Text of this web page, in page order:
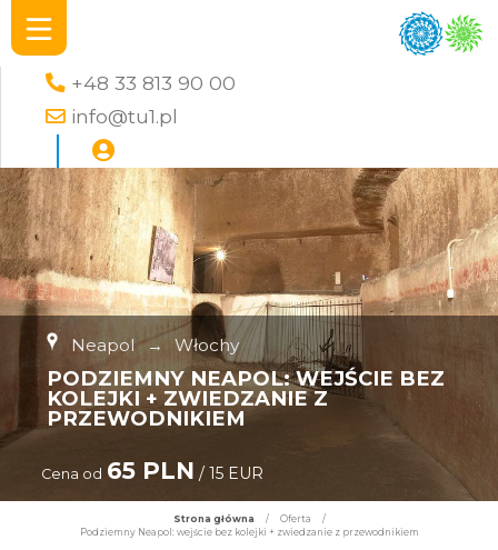
+48 33 813 90 00
info@tu1.pl
Neapol → Włochy
PODZIEMNY NEAPOL: WEJŚCIE BEZ
KOLEJKI + ZWIEDZANIE Z
PRZEWODNIKIEM
Cena od 65 PLN / 15 EUR
Strona główna / Oferta
/
Podziemny Neapol: wejście bez kolejki + zwiedzanie z przewodnikiem